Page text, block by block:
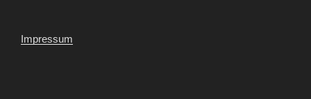
Impressum